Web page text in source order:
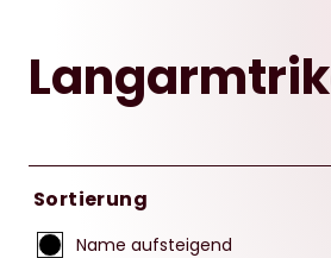
Sortierung
Name aufsteigend